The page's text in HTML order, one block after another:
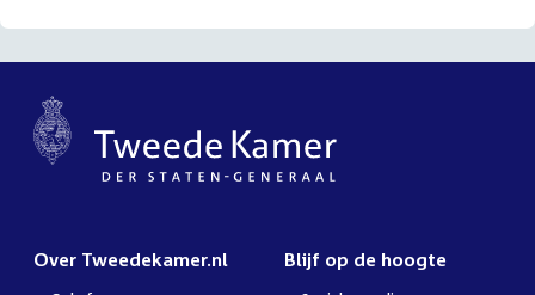
Over Tweedekamer.nl Blijf op de hoogte